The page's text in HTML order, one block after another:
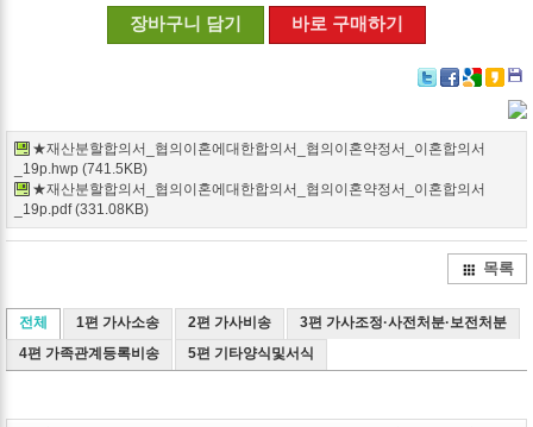
장바구니 담기 바로 구매하기
★재산분할합의서_협의이혼에대한합의서_협의이혼약정서_이혼합의서
_19p.hwp (741.5KB)
★재산분할합의서_협의이혼에대한합의서_협의이혼약정서_이혼합의서
_19p.pdf (331.08KB)
목록
전체 1편 가사소송 2편 가사비송
3편 가사조정·사전처분·보전처분
4편 가족관계등록비송
5편 기타양식및서식